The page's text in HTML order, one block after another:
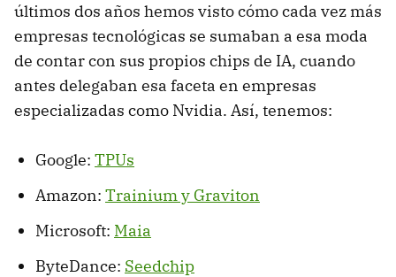
últimos dos años hemos visto cómo cada vez más
empresas tecnológicas se sumaban a esa moda
de contar con sus propios chips de IA, cuando
antes delegaban esa faceta en empresas
especializadas como Nvidia. Así, tenemos:
Google: TPUs
Amazon: Trainium y Graviton
Microsoft: Maia
ByteDance: Seedchip